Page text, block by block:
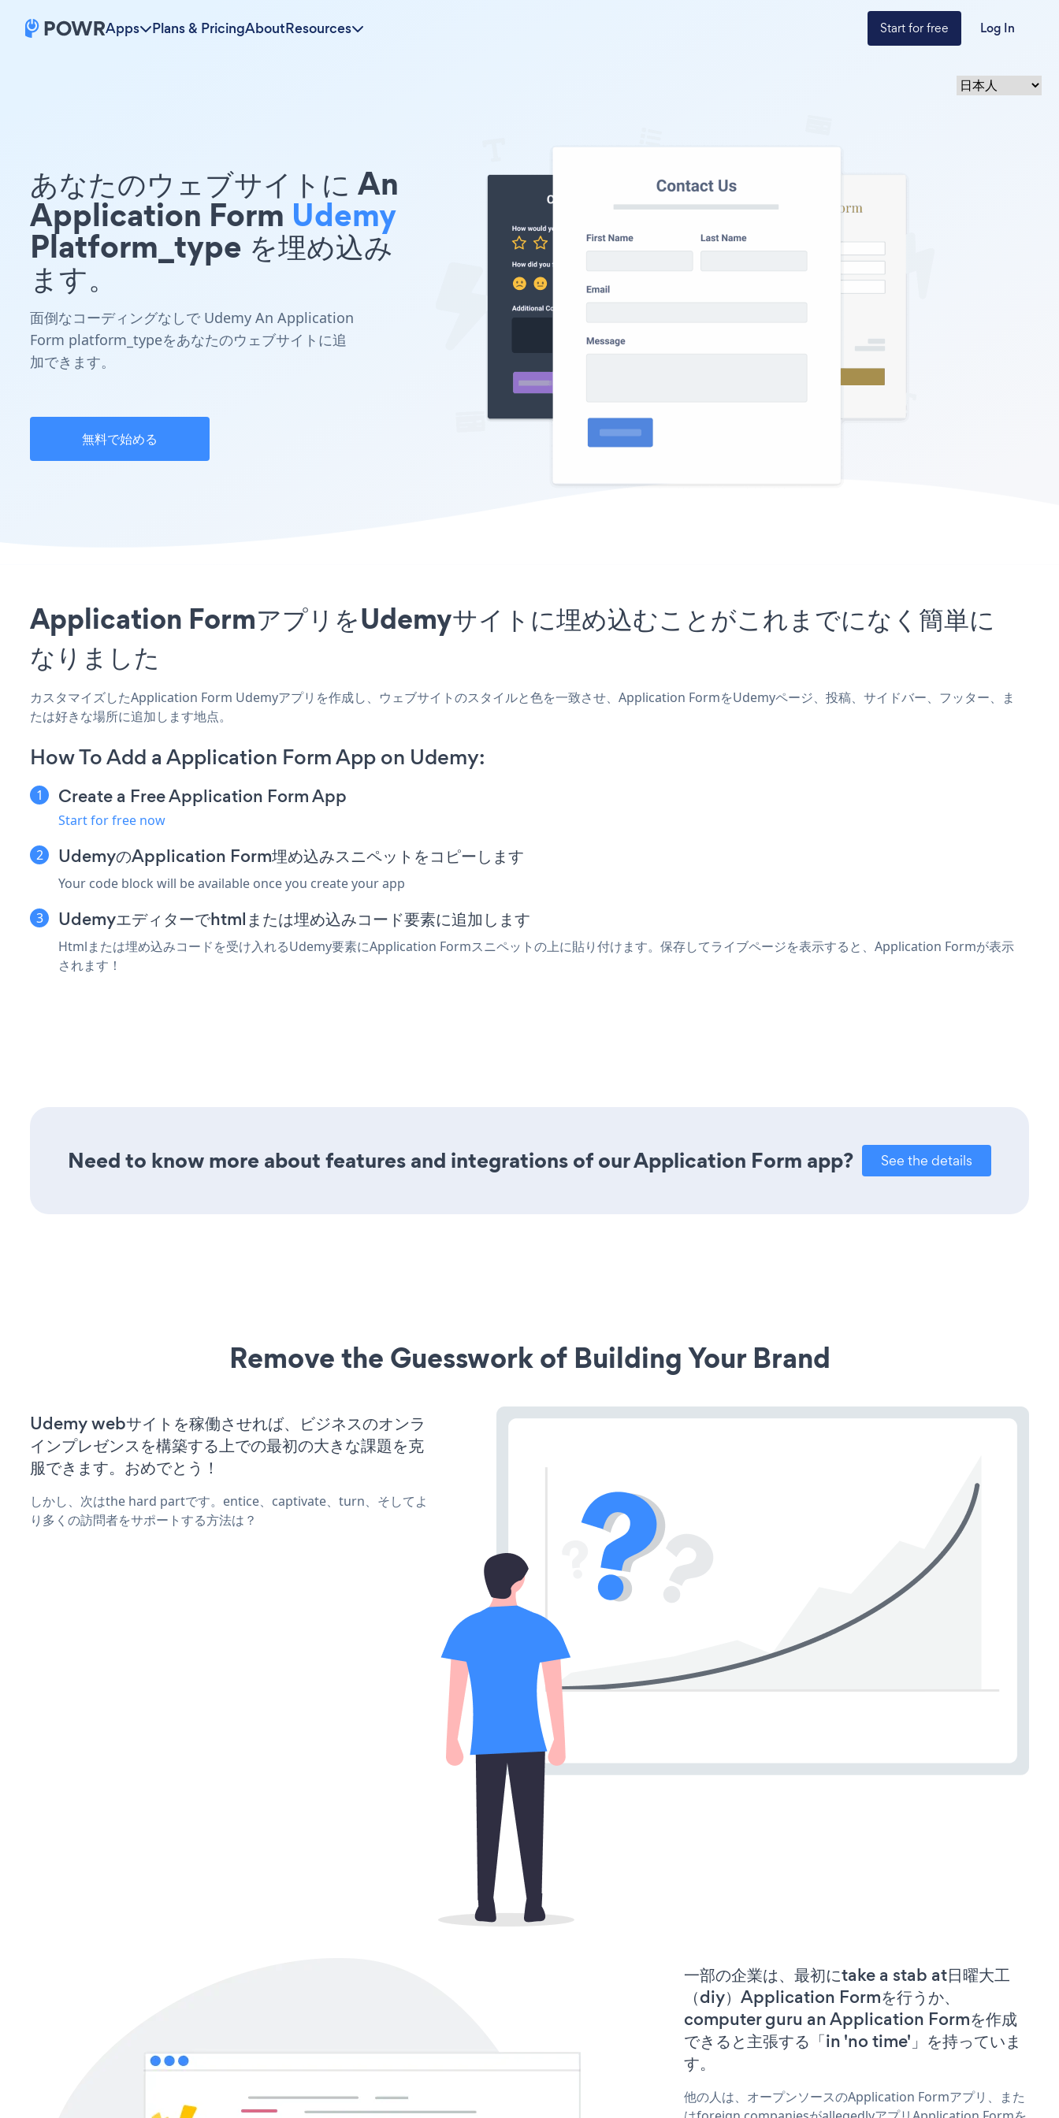
Apps Plans & PricingAboutResources Start for free Log In
あなたのウェブサイトに An
Application Form Udemy
Platform_type を埋め込み
ます。
面倒なコーディングなしで Udemy An Application
Form platform_typeをあなたのウェブサイトに追
加できます。
無料で始める
Application FormアプリをUdemyサイトに埋め込むことがこれまでになく簡単に
なりました
カスタマイズしたApplication Form Udemyアプリを作成し、ウェブサイトのスタイルと色を一致させ、Application FormをUdemyページ、投稿、サイドバー、フッター、ま
たは好きな場所に追加します地点。
How To Add a Application Form App on Udemy:
Create a Free Application Form App
Start for free now
UdemyのApplication Form埋め込みスニペットをコピーします
Your code block will be available once you create your app
Udemyエディターでhtmlまたは埋め込みコード要素に追加します
Htmlまたは埋め込みコードを受け入れるUdemy要素にApplication Formスニペットの上に貼り付けます。保存してライブページを表示すると、Application Formが表示
されます！
Need to know more about features and integrations of our Application Form app? See the details
Remove the Guesswork of Building Your Brand
Udemy webサイトを稼働させれば、ビジネスのオンラ
インプレゼンスを構築する上での最初の大きな課題を克
服できます。おめでとう！
しかし、次はthe hard partです。entice、captivate、turn、そしてよ
り多くの訪問者をサポートする方法は？
一部の企業は、最初にtake a stab at日曜大工
（diy）Application Formを行うか、
computer guru an Application Formを作成
できると主張する「in 'no time'」を持っていま
す。
他の人は、オープンソースのApplication Formアプリ、また